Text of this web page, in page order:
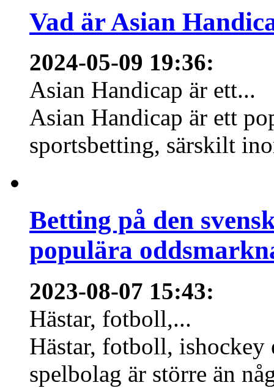
Vad är Asian
2024-05-09 19:36:
Asian Handicap är ett...
Asian Handicap är ett
sportsbetting, särskilt
Betting på den
populära
2023-08-07 15:43:
Hästar, fotboll,...
Hästar, fotboll,
spelbolag är större än